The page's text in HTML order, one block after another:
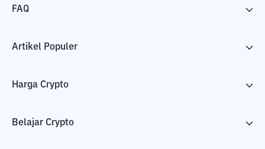
FAQ
Artikel Populer
Harga Crypto
Belajar Crypto